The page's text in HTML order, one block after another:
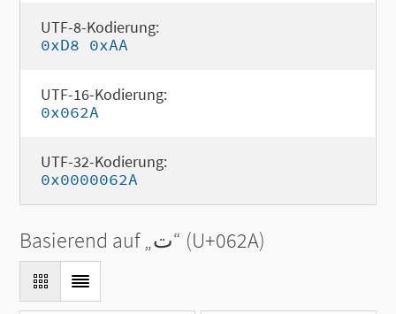
UTF-8-Kodierung:
0xD8 0xAA
UTF-16-Kodierung:
0x062A
UTF-32-Kodierung:
0x0000062A
Basierend auf „ت“ (U+062A)